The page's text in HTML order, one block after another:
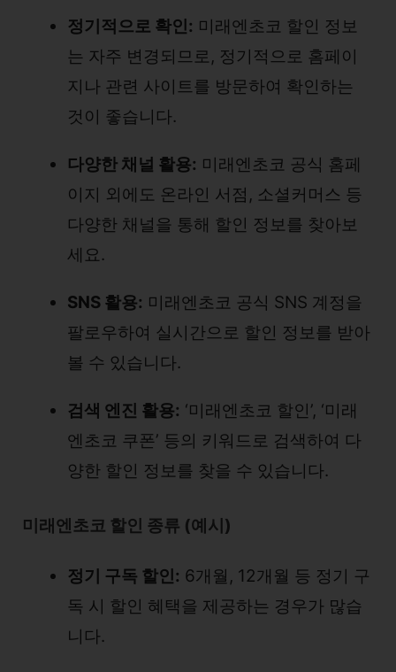
정기적으로 확인: 미래엔초코 할인 정보
는 자주 변경되므로, 정기적으로 홈페이
지나 관련 사이트를 방문하여 확인하는
것이 좋습니다.
다양한 채널 활용: 미래엔초코 공식 홈페
이지 외에도 온라인 서점, 소셜커머스 등
다양한 채널을 통해 할인 정보를 찾아보
세요.
SNS 활용: 미래엔초코 공식 SNS 계정을
팔로우하여 실시간으로 할인 정보를 받아
볼 수 있습니다.
검색 엔진 활용: ‘미래엔초코 할인’, ‘미래
엔초코 쿠폰’ 등의 키워드로 검색하여 다
양한 할인 정보를 찾을 수 있습니다.
미래엔초코 할인 종류 (예시)
정기 구독 할인: 6개월, 12개월 등 정기 구
독 시 할인 혜택을 제공하는 경우가 많습
니다.